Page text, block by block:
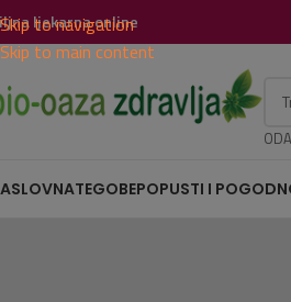
Skip to navigation
Skip to main content
ljekarna online
TEGOBEPOPUSTI I